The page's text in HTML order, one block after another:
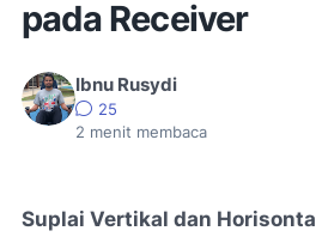
pada Receiver
Ibnu Rusydi
25
2 menit membaca
Suplai Vertikal dan